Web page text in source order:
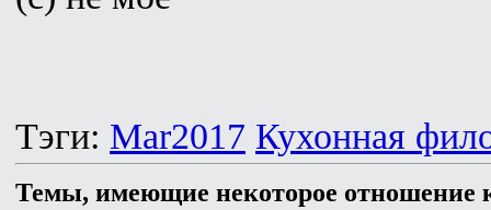
Тэги: Mar2017 Кухонная
Темы, имеющие некоторое отношение